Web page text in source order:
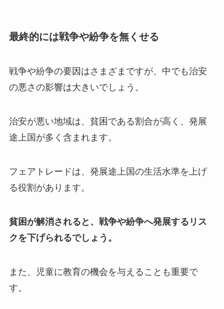
最終的には戦争や紛争を無くせる
戦争や紛争の要因はさまざまですが、中でも治安
の悪さの影響は大きいでしょう。
治安が悪い地域は、貧困である割合が高く、発展
途上国が多く含まれます。
フェアトレードは、発展途上国の生活水準を上げ
る役割があります。
貧困が解消されると、戦争や紛争へ発展するリス
クを下げられるでしょう。
また、児童に教育の機会を与えることも重要で
す。